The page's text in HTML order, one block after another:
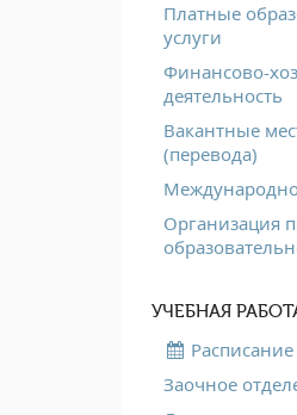
Платные
услуги
Финансово-
деятельность
Вакантные
(перевода)
Организация
УЧЕБНАЯ
Заочное